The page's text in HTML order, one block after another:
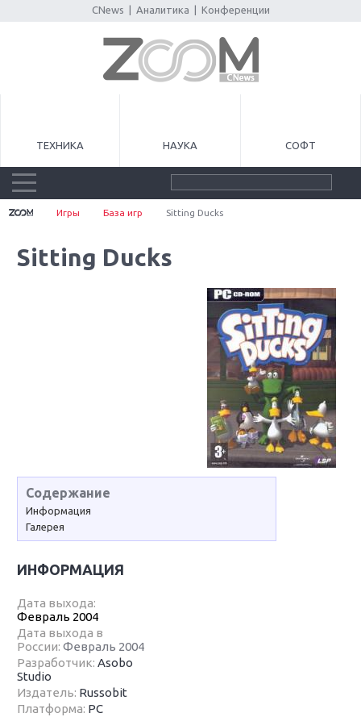
CNews Аналитика Конференции
ТЕХНИКА НАУКА СОФТ
Игры База игр Sitting Ducks
Sitting Ducks
Содержание
Информация
Галерея
ИНФОРМАЦИЯ
Дата выхода:
Февраль 2004
Дата выхода в
России:Февраль 2004
Разработчик:Asobo
Studio
Издатель: Russobit
Платформа: PC